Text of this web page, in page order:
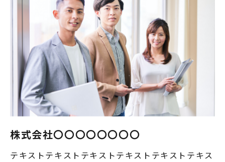
株式会社〇〇〇〇〇〇〇〇
テキストテキストテキストテキストテキストテキス